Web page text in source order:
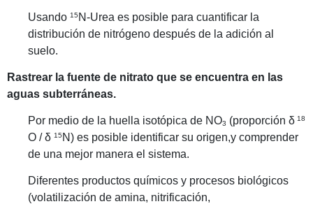
Usando 15 N-Urea es posible para cuantificar la
distribución de nitrógeno después de la adición al
suelo.
Rastrear la fuente de nitrato que se encuentra en las
aguas subterráneas.
Por medio de la huella isotópica de NO3 (proporción δ 18
O / δ 15 N) es posible identificar su origen,y comprender
de una mejor manera el sistema.
Diferentes productos químicos y procesos biológicos
(volatilización de amina, nitrificación,